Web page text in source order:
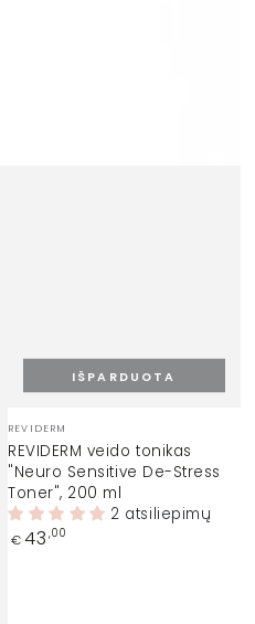
Prekinis
ženklas:
REVIDERM
REVIDERM veido tonikas
"Neuro Sensitive De-Stress
Toner", 200 ml
2 atsiliepimų
Įprasta
€ 43 ,00
IŠPARDUOTA